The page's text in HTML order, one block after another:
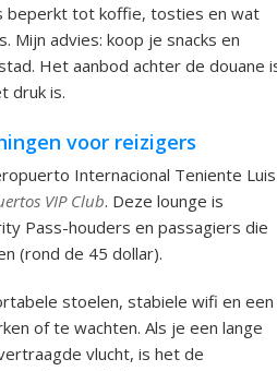
beperkt tot koffie, tosties en wat
Mijn advies: koop je snacks en
Het aanbod achter de douane
druk is.
voor reizigers
Internacional Teniente Luis
VIP Club. Deze lounge is
Pass-houders en passagiers die
(rond de 45 dollar).
stoelen, stabiele wifi en een
of te wachten. Als je een lange
vlucht, is het de